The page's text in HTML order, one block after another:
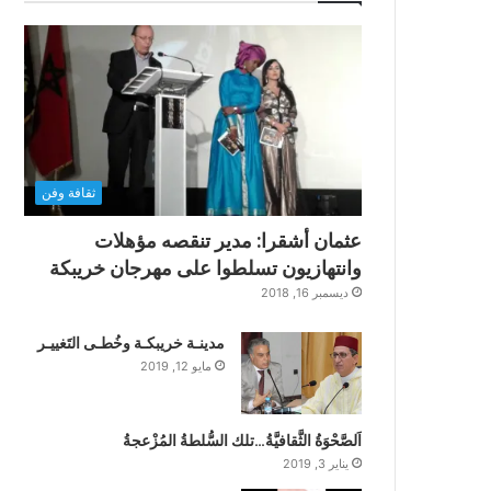
ثقافة وفن
عثمان أشقرا: مدير تنقصه مؤهلات
وانتهازيون تسلطوا على مهرجان خريبكة
ديسمبر 16, 2018
مدينـة خريبكـة وخُطـى التَغييـر
مايو 12, 2019
اَلصَّحْوَةُ الثَّقافيَّةُ…تلك السُّلطةُ المُزْعجةُ
يناير 3, 2019